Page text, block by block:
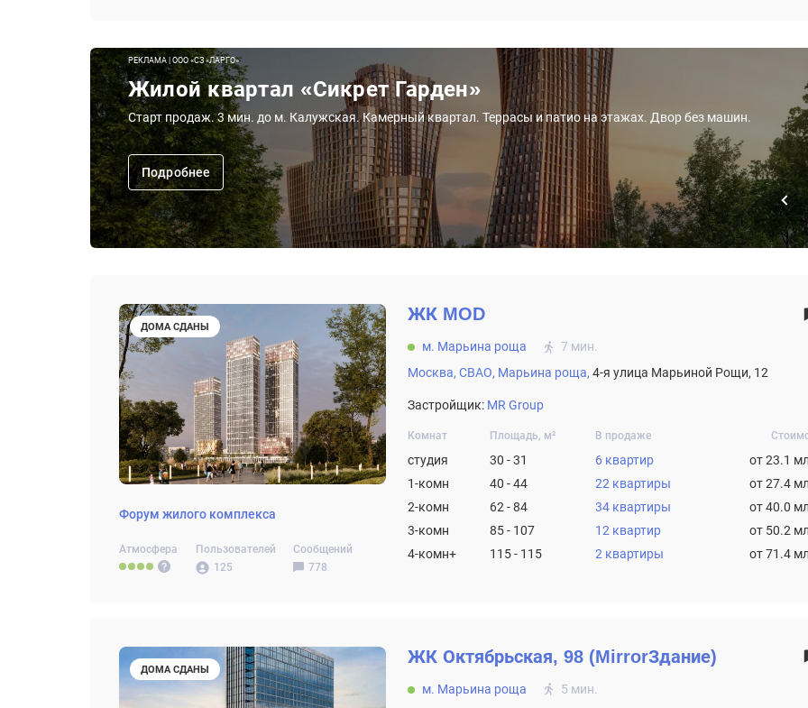
РЕКЛАМА | ООО «СЗ «ЛАРГО»
Жилой квартал «Сикрет Гарден»
Старт продаж. 3 мин. до м. Калужская. Камерный квартал. Террасы и патио на этажах. Двор без машин.
Подробнее
ДОМА СДАНЫ
Форум жилого комплекса
Атмосфера
Пользователей
125
Сообщений
778
ЖК MOD
м. Марьина роща
7 мин.
Москва, СВАО, Марьина роща, 4-я улица Марьиной Рощи, 12
Застройщик: MR Group
Комнат Площадь, м² В продаже
студия 30 - 31 6 квартир
от 23.1
1-комн
40 - 44 22 квартиры
от 27.4
2-комн
62 - 84 34 квартиры
от 40.0
3-комн
85 - 107 12 квартир
от 50.2
4-комн+
115 - 115 2 квартиры от 71.4
ДОМА СДАНЫ
ЖК Октябрьская, 98 (MirrorЗдание)
м. Марьина роща
5 мин.